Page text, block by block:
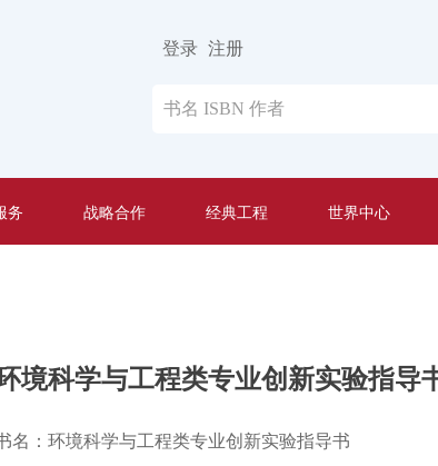
登录 注册
务 战略合作 经典工程 世界中心
境科学与工程类专业创新实验指导
名：环境科学与工程类专业创新实验指导书